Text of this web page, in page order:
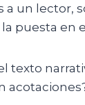
a un lector,
puesta en
texto